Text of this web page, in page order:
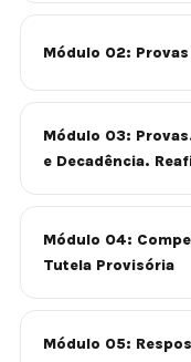
Módulo 02:
Módulo 03:
e Decadência.
Módulo 04:
Tutela Provisória
Módulo 05: